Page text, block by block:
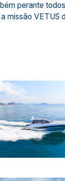
perante
missão VETUS